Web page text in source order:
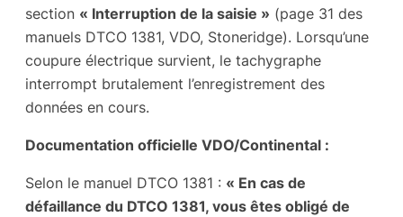
section « Interruption de la saisie » (page 31 des
manuels DTCO 1381, VDO, Stoneridge). Lorsqu’une
coupure électrique survient, le tachygraphe
interrompt brutalement l’enregistrement des
données en cours.
Documentation officielle VDO/Continental :
Selon le manuel DTCO 1381 : « En cas de
défaillance du DTCO 1381, vous êtes obligé de